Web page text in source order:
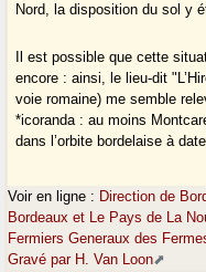
Nord, la disposition du sol y
Il est possible que cette
encore : ainsi, le lieu-dit
voie romaine) me semble
*icoranda : au moins
dans l’orbite bordelaise à
Voir en ligne : Direction de
Bordeaux et Le Pays de La
Fermiers Generaux des
Gravé par H. Van Loon